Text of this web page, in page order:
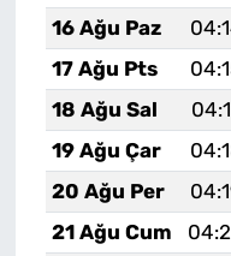
16 Ağu Paz
17 Ağu Pts
18 Ağu Sal
19 Ağu Çar
20 Ağu Per
21 Ağu Cum